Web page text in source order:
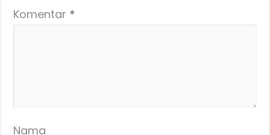
Komentar *
Nama